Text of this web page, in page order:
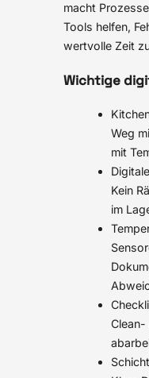
macht
Tools helfen,
wertvolle Zeit
Wichtige
Weg
mit
Kein
im
Clean-